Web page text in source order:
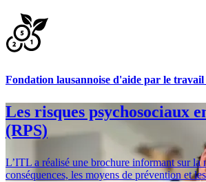
© Christophe Chammartin – Ville de Lausanne
Fondation lausannoise d'aide par le
Les risques psychosociaux
(RPS)
L’ITL a réalisé une brochure informant sur la
conséquences, les moyens de prévention et